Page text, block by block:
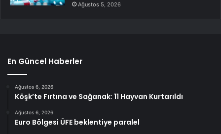
Ağustos 5, 2026
En Güncel Haberler
Ağustos 6, 2026
Köşk’te Fırtına ve Sağanak: 11 Hayvan Kurtarıldı
Ağustos 6, 2026
Euro Bölgesi ÜFE beklentiye paralel